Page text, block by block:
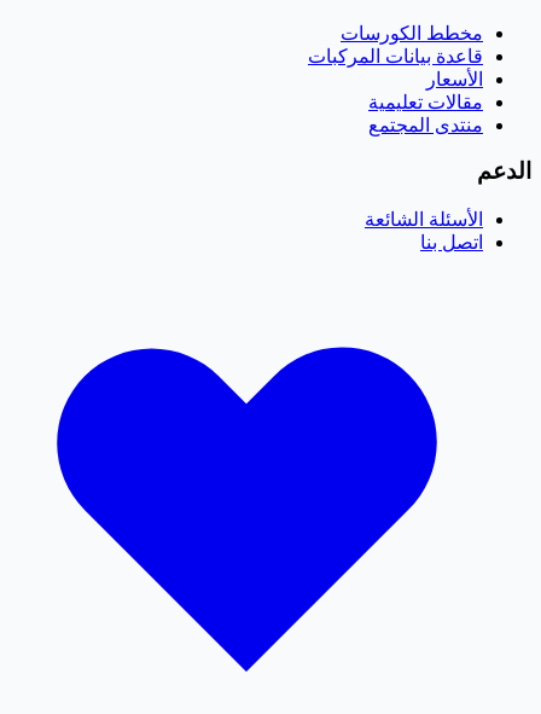
مخطط الكورسات
قاعدة بيانات المركبات
الأسعار
مقالات تعليمية
منتدى المجتمع
الدعم
الأسئلة الشائعة
اتصل بنا